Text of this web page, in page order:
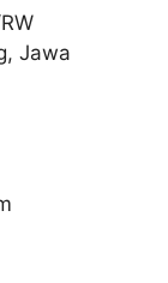
Jawa